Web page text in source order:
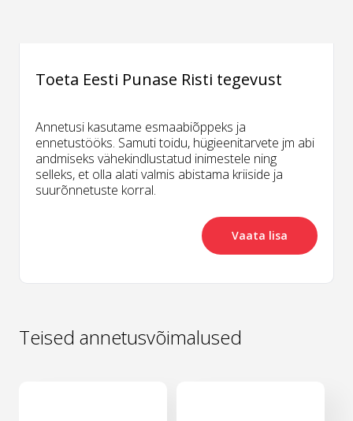
Toeta Eesti Punase Risti tegevust
Annetusi kasutame esmaabiõppeks ja
ennetustööks. Samuti toidu, hügieenitarvete jm abi
andmiseks vähekindlustatud inimestele ning
selleks, et olla alati valmis abistama kriiside ja
suurõnnetuste korral.
Vaata lisa
Teised annetusvõimalused